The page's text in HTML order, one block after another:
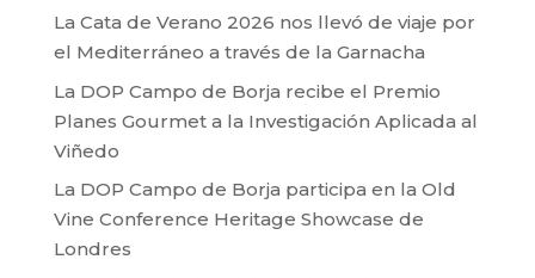
La Cata de Verano 2026 nos llevó de viaje por
el Mediterráneo a través de la Garnacha
La DOP Campo de Borja recibe el Premio
Planes Gourmet a la Investigación Aplicada al
Viñedo
La DOP Campo de Borja participa en la Old
Vine Conference Heritage Showcase de
Londres